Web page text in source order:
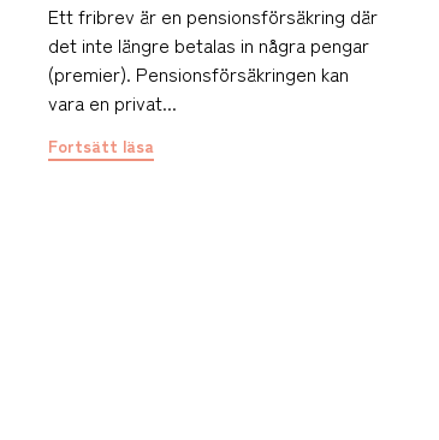
Ett fribrev är en pensionsförsäkring där
det inte längre betalas in några pengar
(premier). Pensionsförsäkringen kan
vara en privat...
Fortsätt läsa